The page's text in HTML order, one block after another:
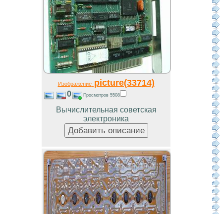
Изображениеpicture(33714)
0 Просмотров 5508
Вычислительная советская
электроника